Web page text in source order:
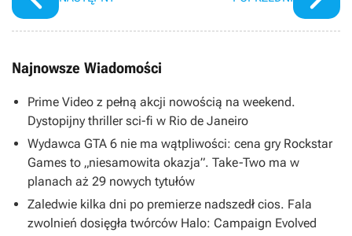
Najnowsze Wiadomości
Prime Video z pełną akcji nowością na weekend.
Dystopijny thriller sci-fi w Rio de Janeiro
Wydawca GTA 6 nie ma wątpliwości: cena gry Rockstar
Games to „niesamowita okazja”. Take-Two ma w
planach aż 29 nowych tytułów
Zaledwie kilka dni po premierze nadszedł cios. Fala
zwolnień dosięgła twórców Halo: Campaign Evolved